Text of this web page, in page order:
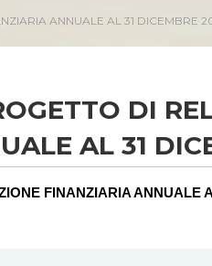
ANNUALE AL 31 DICEMBRE
DI
AL 31
FINANZIARIA ANNUALE